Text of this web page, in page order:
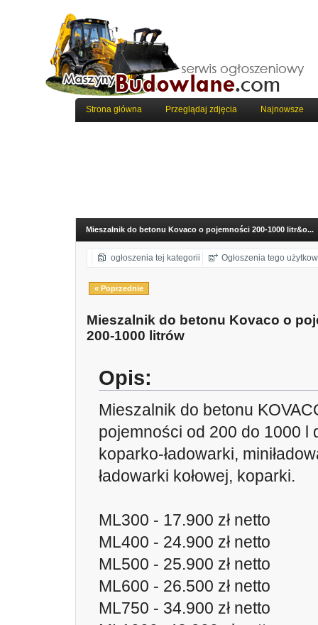
Strona główna Przeglądaj zdjęcia Najnowsze
Mieszalnik do betonu Kovaco o pojemności 200-1000 litr&o...
ogłoszenia tej kategorii Ogłoszenia tego
« Poprzednie
Mieszalnik do betonu Kovaco o
200-1000 litrów
Opis:
Mieszalnik do betonu
pojemności od 200 do 1000 l
koparko-ładowarki,
ładowarki kołowej, koparki.
ML300 - 17.900 zł netto
ML400 - 24.900 zł netto
ML500 - 25.900 zł netto
ML600 - 26.500 zł netto
ML750 - 34.900 zł netto